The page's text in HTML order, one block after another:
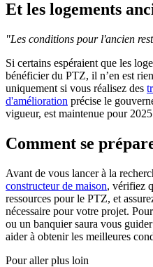
Et les logements
"Les conditions pour l'ancien
Si certains espéraient que les
bénéficier du PTZ, il n’en est
uniquement si vous réalisez des
d'amélioration précise le
vigueur, est maintenue pour
Comment se
Avant de vous lancer à la
constructeur de maison, vérifiez
ressources pour le PTZ, et
nécessaire pour votre projet.
ou un banquier saura vous
aider à obtenir les meilleures
Pour aller plus loin